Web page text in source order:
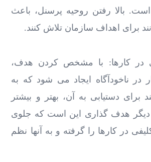
بالا رفتن روحیه پرسنل، باعث
برای اهداف سازمان تلاش کنند.
در کارها: با مشخص کردن هدف،
در ناخودآگاه ایجاد می شود که به
دستیابی به آن، بهتر و بیشتر
دیگر هدف گذاری این است که جلوی
در کارها را گرفته و به آنها نظم